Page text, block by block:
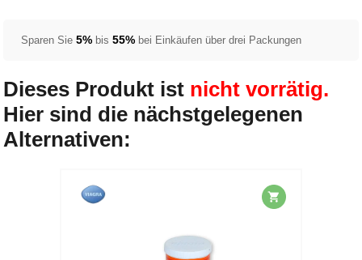
Sparen Sie5% bis55% bei Einkäufen über drei Packungen
Dieses Produkt ist nicht vorrätig.
Hier sind die nächstgelegenen
Alternativen: